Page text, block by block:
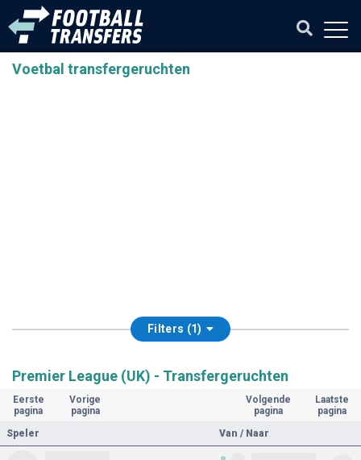
Voetbal transfergeruchten
Filters (1)
Premier League (UK) - Transfergeruchten
Eerste
pagina
Vorige
pagina
Volgende
pagina
Laatste
pagina
Speler
Van / Naar